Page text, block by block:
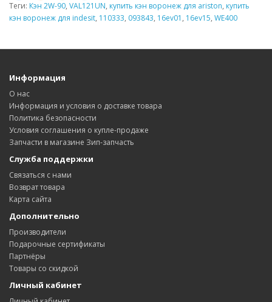
Теги: Кэн 2W-90, VAL121UN, купить кэн воронеж для ariston, купить
кэн воронеж для indesit, 110333, 093843, 16ev01 , 16ev15, WE400
Информация
О нас
Информация и условия о доставке товара
Политика безопасности
Условия соглашения о купле-продаже
Запчасти в магазине Зип-запчасть
Служба поддержки
Связаться с нами
Возврат товара
Карта сайта
Дополнительно
Производители
Подарочные сертификаты
Партнёры
Товары со скидкой
Личный кабинет